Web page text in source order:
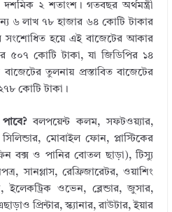
২ শতাংশ। গতবছর অর্থমন্ত্রী
৬ লাখ ৭৮ হাজার ৬৪ কোটি টাকার
সংশোধিত হয়ে এই বাজেটের আকার
৫০৭ কোটি টাকা, যা জিডিপির ১৪
তুলনায় প্রস্তাবিত বাজেটের
কোটি টাকা।
বলপয়েন্ট কলম, সফটওয়্যার,
মোবাইল ফোন, প্লাস্টিকের
বক্স ও পানির বোতল ছাড়া), টিস্যু
সানগ্লাস, রেফ্রিজারেটর, ওয়াশিং
ওভেন, ব্লেন্ডার, জুসার,
প্রিন্টার, স্ক্যানার, রাউটার, ইয়ার